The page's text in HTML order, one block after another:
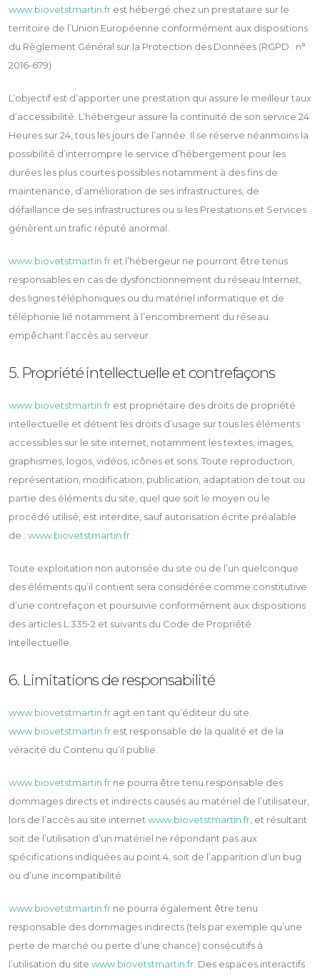
www.biovetstmartin.fr est hébergé chez un prestataire sur le
territoire de l’Union Européenne conformément aux dispositions
du Règlement Général sur la Protection des Données (RGPD : n°
2016-679)
L’objectif est d’apporter une prestation qui assure le meilleur taux
d’accessibilité. L’hébergeur assure la continuité de son service 24
Heures sur 24, tous les jours de l’année. Il se réserve néanmoins la
possibilité d’interrompre le service d’hébergement pour les
durées les plus courtes possibles notamment à des fins de
maintenance, d’amélioration de ses infrastructures, de
défaillance de ses infrastructures ou si les Prestations et Services
génèrent un trafic réputé anormal.
www.biovetstmartin.fr et l’hébergeur ne pourront être tenus
responsables en cas de dysfonctionnement du réseau Internet,
des lignes téléphoniques ou du matériel informatique et de
téléphonie lié notamment à l’encombrement du réseau
empêchant l’accès au serveur.
5. Propriété intellectuelle et contrefaçons
www.biovetstmartin.fr est propriétaire des droits de propriété
intellectuelle et détient les droits d’usage sur tous les éléments
accessibles sur le site internet, notamment les textes, images,
graphismes, logos, vidéos, icônes et sons. Toute reproduction,
représentation, modification, publication, adaptation de tout ou
partie des éléments du site, quel que soit le moyen ou le
procédé utilisé, est interdite, sauf autorisation écrite préalable
de : www.biovetstmartin.fr
Toute exploitation non autorisée du site ou de l’un quelconque
des éléments qu’il contient sera considérée comme constitutive
d’une contrefaçon et poursuivie conformément aux dispositions
des articles L.335-2 et suivants du Code de Propriété
Intellectuelle.
6. Limitations de responsabilité
www.biovetstmartin.fr agit en tant qu’éditeur du site.
www.biovetstmartin.fr est responsable de la qualité et de la
véracité du Contenu qu’il publie.
www.biovetstmartin.fr ne pourra être tenu responsable des
dommages directs et indirects causés au matériel de l’utilisateur,
lors de l’accès au site internet www.biovetstmartin.fr , et résultant
soit de l’utilisation d’un matériel ne répondant pas aux
spécifications indiquées au point 4, soit de l’apparition d’un bug
ou d’une incompatibilité.
www.biovetstmartin.fr ne pourra également être tenu
responsable des dommages indirects (tels par exemple qu’une
perte de marché ou perte d’une chance) consécutifs à
l’utilisation du site www.biovetstmartin.fr . Des espaces interactifs